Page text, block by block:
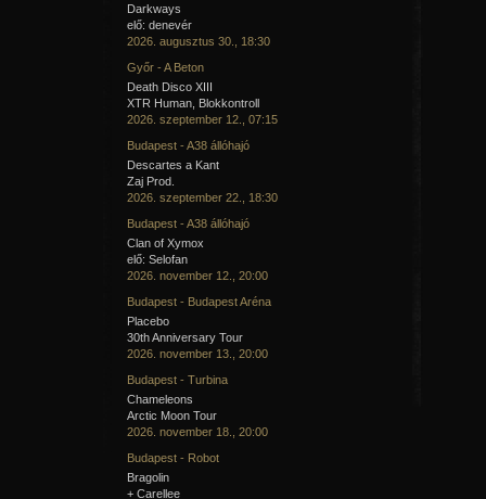
Darkways
elő: denevér
2026. augusztus 30., 18:30
Győr - A Beton
Death Disco XIII
XTR Human, Blokkontroll
2026. szeptember 12., 07:15
Budapest - A38 állóhajó
Descartes a Kant
Zaj Prod.
2026. szeptember 22., 18:30
Budapest - A38 állóhajó
Clan of Xymox
elő: Selofan
2026. november 12., 20:00
Budapest - Budapest Aréna
Placebo
30th Anniversary Tour
2026. november 13., 20:00
Budapest - Turbina
Chameleons
Arctic Moon Tour
2026. november 18., 20:00
Budapest - Robot
Bragolin
+ Carellee